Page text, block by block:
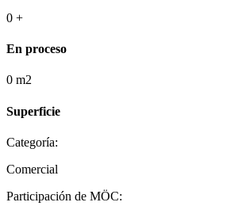
0 +
En proceso
0 m2
Superficie
Categoría:
Comercial
Participación de MÖC: